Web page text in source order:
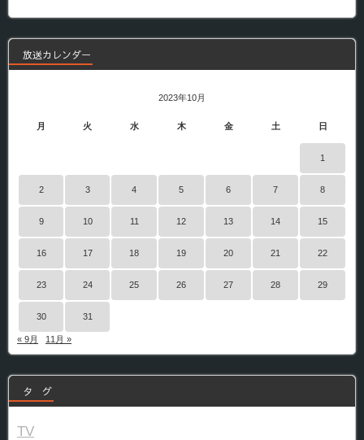
組
放送カレンダー
2023年10月
月 火 水 木 金 土 日
1
2 3 4 5 6 7 8
9 10 11 12 13 14 15
16 17 18 19 20 21 22
23 24 25 26 27 28 29
30 31
« 9月 11月 »
タ グ
TV